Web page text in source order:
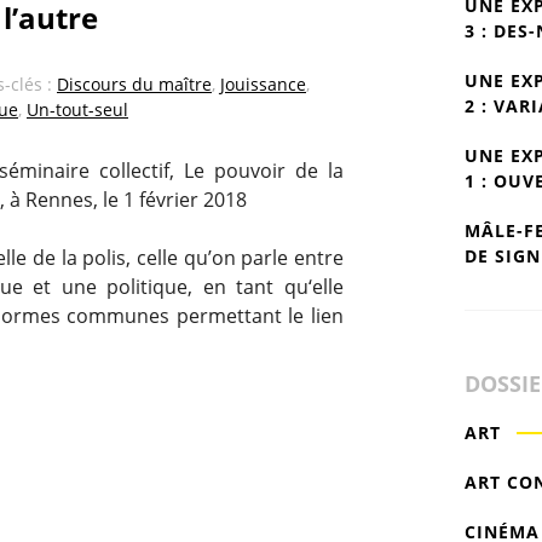
clés : Discours du maître, Jouissance,
, Un-tout-seul
collectif, Le pouvoir de la
Rennes, le 1 février 2018
de la polis, celle qu’on parle entre
et une politique, en tant qu‘elle
communes permettant le lien
UNE
3 : DES-
UNE
2 :
UNE
1 :
MÂLE-
DE
ART
ART
CINÉMA